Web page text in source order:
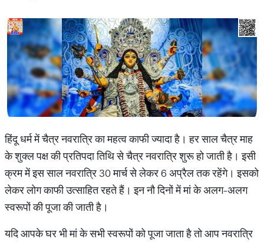
हिंदू धर्म में चैत्र नवरात्रि का महत्व काफी ज्यादा है। हर साल चैत्र माह
के शुक्ल पक्ष की प्रतिपदा तिथि से चैत्र नवरात्रि शुरू हो जाती है। इसी
क्रम में इस साल नवरात्रि 30 मार्च से लेकर 6 अप्रैल तक रहेंगे। इसको
लेकर लोग काफी उत्साहित रहते हैं। इन नौ दिनों में मां के अलग-अलग
स्वरूपों की पूजा की जाती है।
यदि आपके घर भी मां के सभी स्वरूपों को पूजा जाता है तो आप नवरात्रि